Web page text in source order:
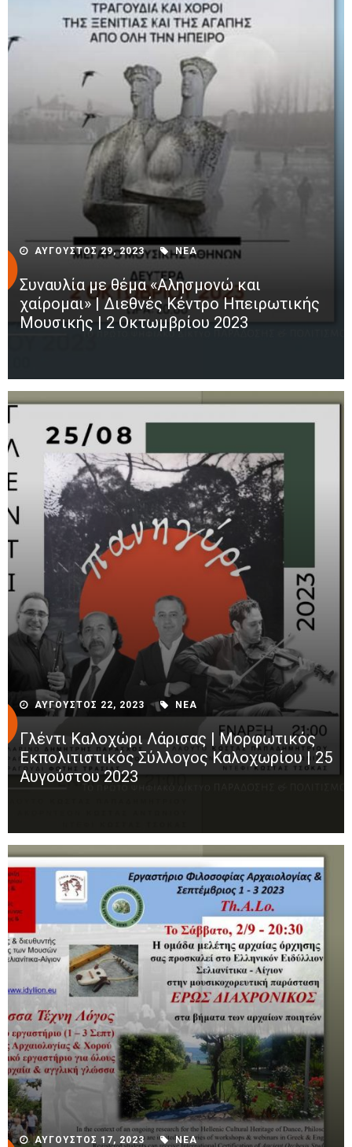
ΑΥΓΟΥΣΤΟΣ 29, 2023 ΝΕΑ
Συναυλία με θέμα «Αλησμονώ και
χαίρομαι» | Διεθνές Κέντρο Ηπειρωτικής
Μουσικής | 2 Οκτωμβρίου 2023
ΑΥΓΟΥΣΤΟΣ 22, 2023 ΝΕΑ
Γλέντι Καλοχώρι Λάρισας | Μορφωτικός
Εκπολιτιστικός Σύλλογος Καλοχωρίου | 25
Αυγούστου 2023
ΑΥΓΟΥΣΤΟΣ 17, 2023 ΝΕΑ